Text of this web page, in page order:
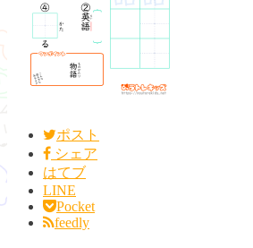
ポスト
シェア
はてブ
LINE
Pocket
feedly